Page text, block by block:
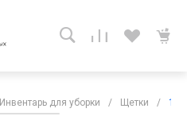
Инвентарь для уборки / Щетки /